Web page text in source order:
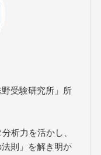
受験研究所」所
析力を活かし、
則」を解き明か